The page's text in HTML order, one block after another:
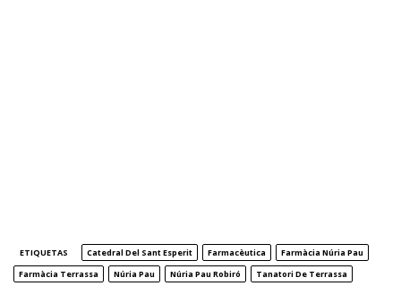
ETIQUETAS Catedral Del Sant Esperit Farmacèutica
Farmàcia Núria Pau
Farmàcia Terrassa
Núria Pau Núria Pau Robiró Tanatori De Terrassa